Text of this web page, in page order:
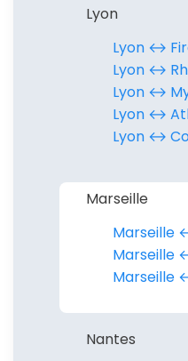
Lyon
Lyon ↔︎
Lyon ↔︎
Lyon ↔︎
Lyon ↔︎
Lyon ↔︎
Marseille
Marseille
Marseille
Marseille
Nantes